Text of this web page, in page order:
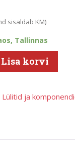
sisaldab KM)
Tallinnas
Lisa korvi
Lülitid ja